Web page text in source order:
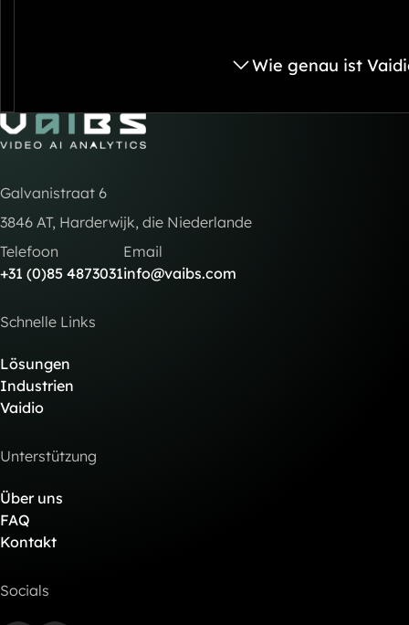
Wie genau ist
Go to Home
Telefoon
+31 (0)85 4873031
Email
info@vaibs.com
Galvanistraat 6
3846 AT, Harderwijk, die Niederlande
Schnelle Links
Lösungen
Industrien
Vaidio
Unterstützung
Über uns
FAQ
Kontakt
Socials